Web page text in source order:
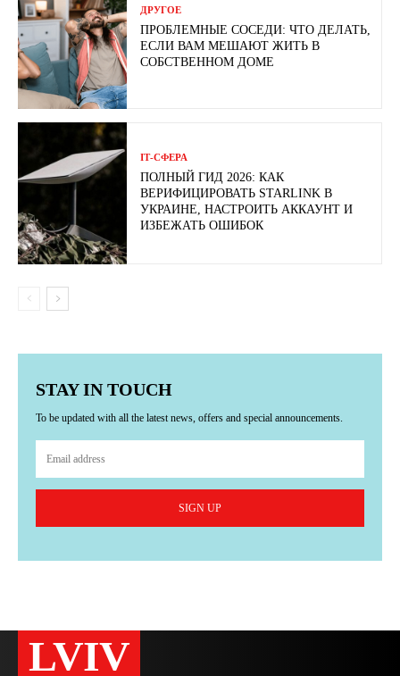
ДРУГОЕ
ПРОБЛЕМНЫЕ СОСЕДИ: ЧТО ДЕЛАТЬ,
ЕСЛИ ВАМ МЕШАЮТ ЖИТЬ В
СОБСТВЕННОМ ДОМЕ
ІТ-СФЕРА
ПОЛНЫЙ ГИД 2026: КАК
ВЕРИФИЦИРОВАТЬ STARLINK В
УКРАИНЕ, НАСТРОИТЬ АККАУНТ И
ИЗБЕЖАТЬ ОШИБОК
STAY IN TOUCH
To be updated with all the latest news, offers and special announcements.
SIGN UP
LVIV